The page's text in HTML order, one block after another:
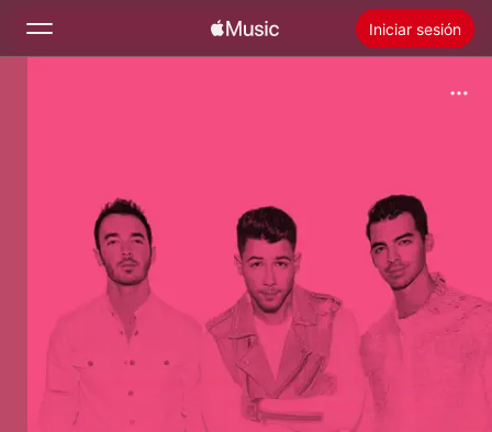
Iniciar sesión
Novedades
Radio
Instalar Apple Music